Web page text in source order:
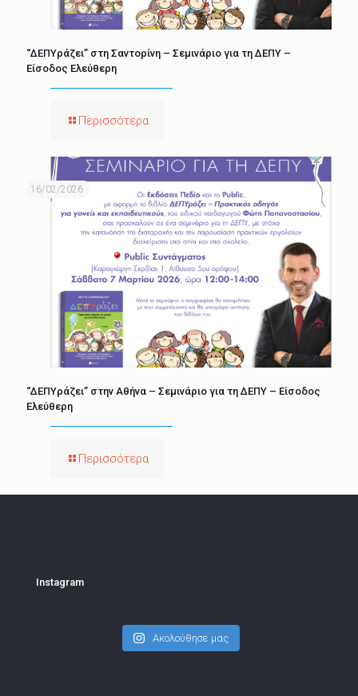
“ΔΕΠΥράζει” στη Σαντορίνη – Σεμινάριο για τη ΔΕΠΥ –
Είσοδος Ελεύθερη
Περισσότερα
16/02/2026
“ΔΕΠΥράζει” στην Αθήνα – Σεμινάριο για τη ΔΕΠΥ – Είσοδος
Ελεύθερη
Περισσότερα
Instagram
Ακολούθησε μας